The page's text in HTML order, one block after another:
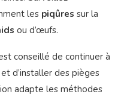
les piqûres sur la
ou d’œufs.
conseillé de continuer à
d’installer des pièges
adapte les méthodes